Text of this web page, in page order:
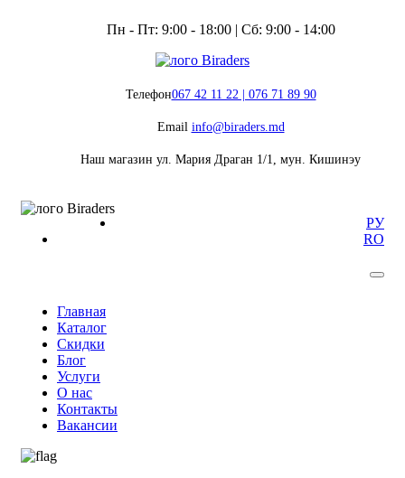
Пн - Пт: 9:00 - 18:00 | Сб: 9:00 - 14:00
Телефон067 42 11 22 | 076 71 89 90
Email info@biraders.md
Наш магазин ул. Мария Драган 1/1, мун. Кишинэу
РУ
RO
Главная
Каталог
Скидки
Блог
Услуги
О нас
Контакты
Вакансии